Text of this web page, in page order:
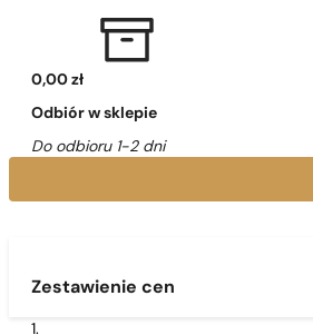
0,00 zł
Odbiór w sklepie
Do odbioru 1-2 dni
Zestawienie cen